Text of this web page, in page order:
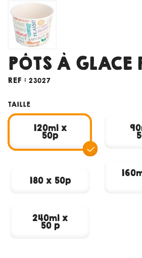
PÔTS À GLACE
REF : 23027
TAILLE
120ml x
50p
180 x 50p
240ml x
50 p